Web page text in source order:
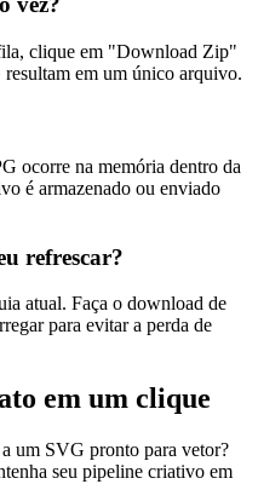
clique em "Download Zip"
em um único arquivo.
ocorre na memória dentro da
é armazenado ou enviado
refrescar?
atual. Faça o download de
para evitar a perda de
em um clique
um SVG pronto para vetor?
seu pipeline criativo em